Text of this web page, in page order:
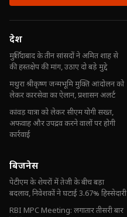
देश
मुर्शिदाबाद के तीन सांसदों ने अमित शाह से
की हस्तक्षेप की मांग, उठाए दो बड़े मुद्दे
मथुरा श्रीकृष्ण जन्मभूमि मुक्ति आंदोलन को
लेकर कारसेवा का ऐलान, प्रशासन अलर्ट
कांवड़ यात्रा को लेकर सीएम योगी सख्त,
अफवाह और उपद्रव करने वालों पर होगी
कार्रवाई
बिजनेस
पेटीएम के शेयरों में तेजी के बीच बड़ा
बदलाव, निवेशकों ने घटाई 3.67% हिस्सेदारी
RBI MPC Meeting: लगातार तीसरी बार